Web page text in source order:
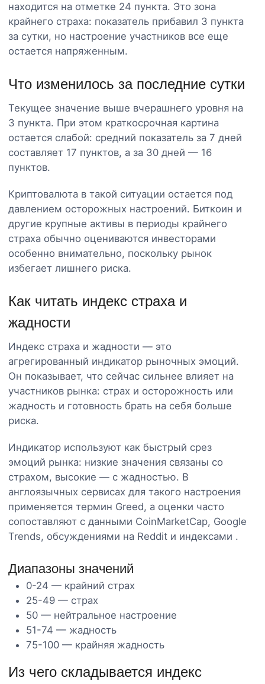
находится на отметке 24 пункта. Это зона
крайнего страха: показатель прибавил 3 пункта
за сутки, но настроение участников все еще
остается напряженным.
Что изменилось за последние сутки
Текущее значение выше вчерашнего уровня на
3 пункта. При этом краткосрочная картина
остается слабой: средний показатель за 7 дней
составляет 17 пунктов, а за 30 дней — 16
пунктов.
Криптовалюта в такой ситуации остается под
давлением осторожных настроений. Биткоин и
другие крупные активы в периоды крайнего
страха обычно оцениваются инвесторами
особенно внимательно, поскольку рынок
избегает лишнего риска.
Как читать индекс страха и
жадности
Индекс страха и жадности — это
агрегированный индикатор рыночных эмоций.
Он показывает, что сейчас сильнее влияет на
участников рынка: страх и осторожность или
жадность и готовность брать на себя больше
риска.
Индикатор используют как быстрый срез
эмоций рынка: низкие значения связаны со
страхом, высокие — с жадностью. В
англоязычных сервисах для такого настроения
применяется термин Greed, а оценки часто
сопоставляют с данными CoinMarketCap, Google
Trends, обсуждениями на Reddit и индексами .
Диапазоны значений
0-24 — крайний страх
25-49 — страх
50 — нейтральное настроение
51-74 — жадность
75-100 — крайняя жадность
Из чего складывается индекс